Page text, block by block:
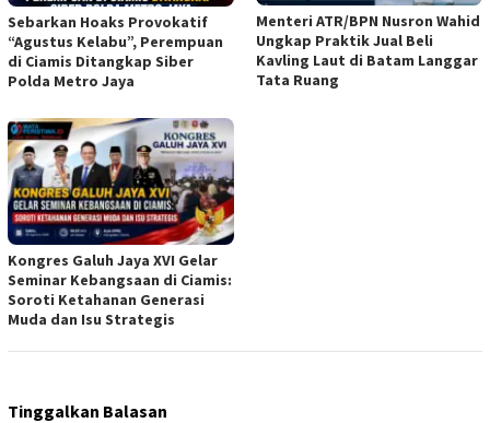
Sebarkan Hoaks Provokatif
“Agustus Kelabu”, Perempuan
di Ciamis Ditangkap Siber
Polda Metro Jaya
Menteri ATR/BPN Nusron Wahid
Ungkap Praktik Jual Beli
Kavling Laut di Batam Langgar
Tata Ruang
Kongres Galuh Jaya XVI Gelar
Seminar Kebangsaan di Ciamis:
Soroti Ketahanan Generasi
Muda dan Isu Strategis
Tinggalkan Balasan